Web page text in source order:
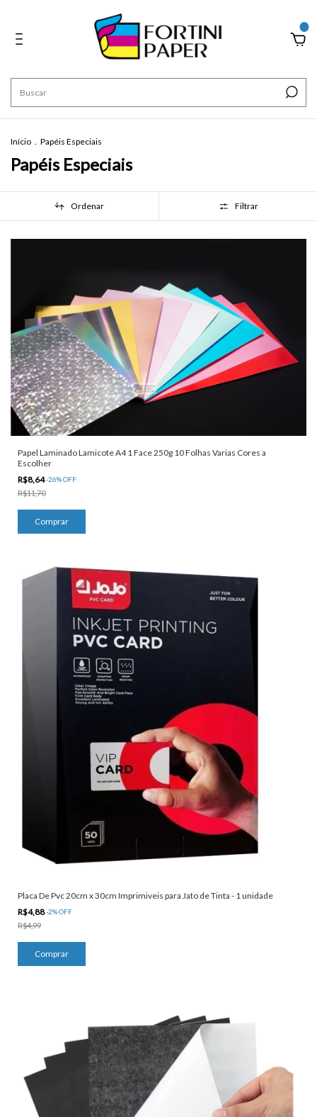
Início . Papéis Especiais
Papéis Especiais
Ordenar Filtrar
Papel Laminado Lamicote A4 1 Face 250g 10 Folhas Varias Cores a
Escolher
R$8,64-26%OFF
R$11,70
Comprar
Placa De Pvc 20cm x 30cm Imprimiveis para Jato de Tinta - 1 unidade
R$4,88-2%OFF
R$4,99